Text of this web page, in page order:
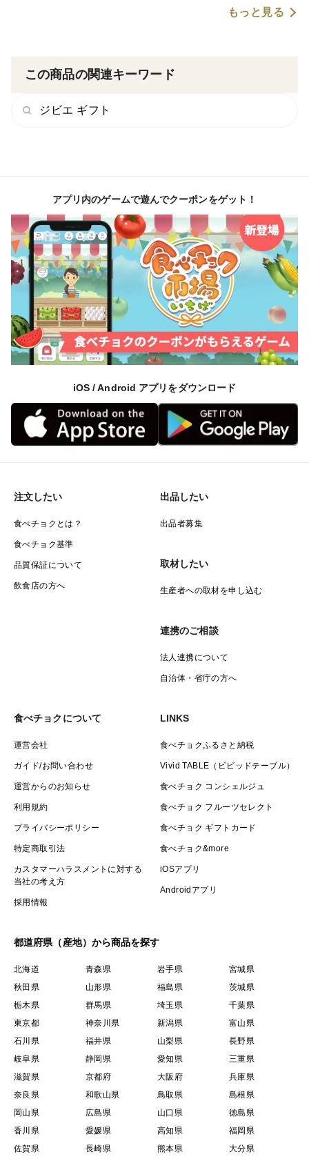
もっと見る
この商品の関連キーワード
ジビエ ギフト
アプリ内のゲームで遊んでクーポンをゲット！
iOS / Android アプリをダウンロード
注文したい
食べチョクとは？
食べチョク基準
品質保証について
飲食店の方へ
出品したい
出品者募集
取材したい
生産者への取材を申し込む
連携のご相談
法人連携について
自治体・省庁の方へ
食べチョクについて
運営会社
ガイド/お問い合わせ
運営からのお知らせ
利用規約
プライバシーポリシー
特定商取引法
カスタマーハラスメントに対する
当社の考え方
採用情報
LINKS
食べチョクふるさと納税
Vivid TABLE（ビビッドテーブル）
食べチョク コンシェルジュ
食べチョク フルーツセレクト
食べチョク ギフトカード
食べチョク&more
iOSアプリ
Androidアプリ
都道府県（産地）から商品を探す
北海道 青森県 岩手県
宮城県
秋田県
山形県 福島県
茨城県
栃木県
群馬県 埼玉県
千葉県
東京都
神奈川県 新潟県
富山県
石川県
福井県 山梨県
長野県
岐阜県
静岡県 愛知県
三重県
滋賀県
京都府 大阪府
兵庫県
奈良県
和歌山県 鳥取県
島根県
岡山県
広島県 山口県
徳島県
香川県
愛媛県 高知県
福岡県
佐賀県
長崎県 熊本県 大分県